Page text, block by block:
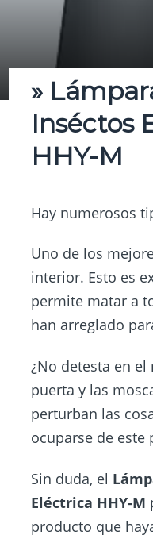
»
Inséctos
HHY-M
Hay numerosos
Uno de los
interior. Esto es
permite matar a
han arreglado
¿No detesta en
puerta y las
perturban las
ocuparse de este
Sin duda, el
Eléctrica HHY-M
producto que